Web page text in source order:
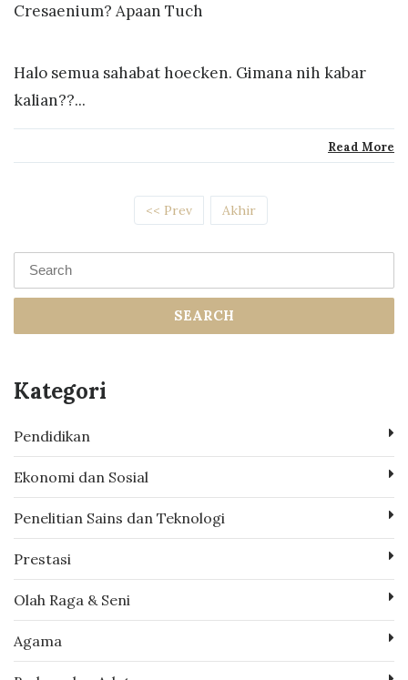
Cresaenium? Apaan Tuch
Halo semua sahabat hoecken. Gimana nih kabar
kalian??...
Read More
<< Prev Akhir
SEARCH
Kategori
Pendidikan
Ekonomi dan Sosial
Penelitian Sains dan Teknologi
Prestasi
Olah Raga & Seni
Agama